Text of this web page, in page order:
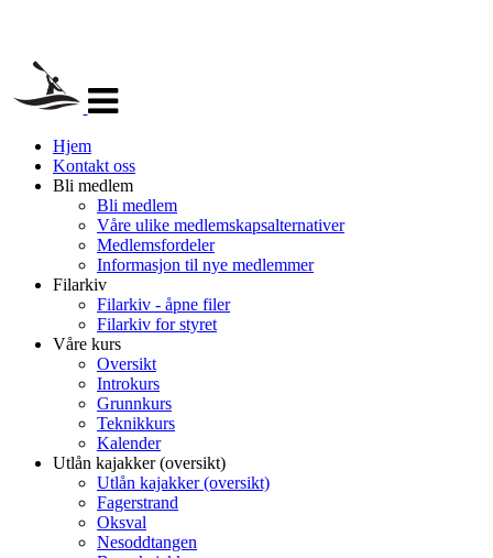
navigasjon
Hjem
Kontakt oss
Bli medlem
Bli medlem
Våre ulike medlemskapsalternativer
Medlemsfordeler
Informasjon til nye medlemmer
Filarkiv
Filarkiv - åpne filer
Filarkiv for styret
Våre kurs
Oversikt
Introkurs
Grunnkurs
Teknikkurs
Kalender
Utlån kajakker (oversikt)
Utlån kajakker (oversikt)
Fagerstrand
Oksval
Nesoddtangen